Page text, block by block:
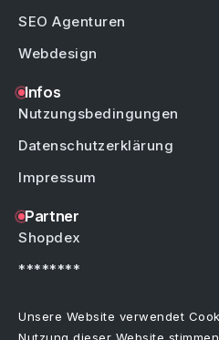
SEO Agenturen
Webdesign
Infos
Nutzungsbedingungen
Datenschutzerklärung
Impressum
Partner
Shopdex
********
Unsere Website verwendet